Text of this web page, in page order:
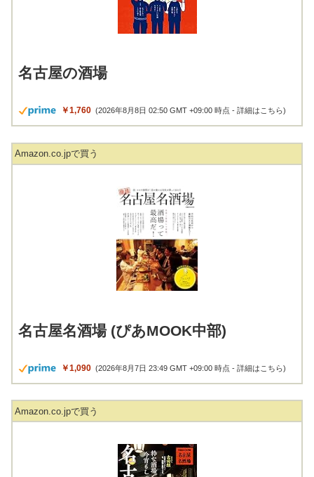
名古屋の酒場
￥1,760 (2026年8月8日 02:50 GMT +09:00 時点 -詳細はこちら)
Amazon.co.jpで買う
名古屋名酒場 (ぴあMOOK中部)
￥1,090 (2026年8月7日 23:49 GMT +09:00 時点 -詳細はこちら)
Amazon.co.jpで買う